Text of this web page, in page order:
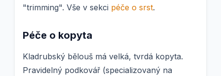
"trimming". Vše v sekci péče o srst.
Péče o kopyta
Kladrubský bělouš má velká, tvrdá kopyta.
Pravidelný podkovář (specializovaný na